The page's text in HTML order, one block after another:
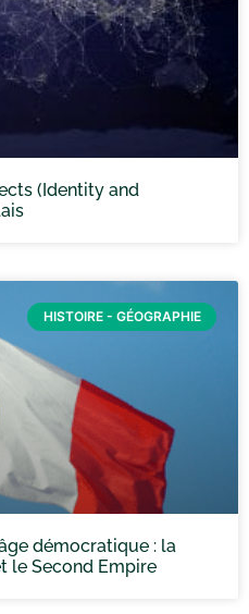
(Identity and
HISTOIRE - GÉOGRAPHIE
démocratique : la
le Second Empire